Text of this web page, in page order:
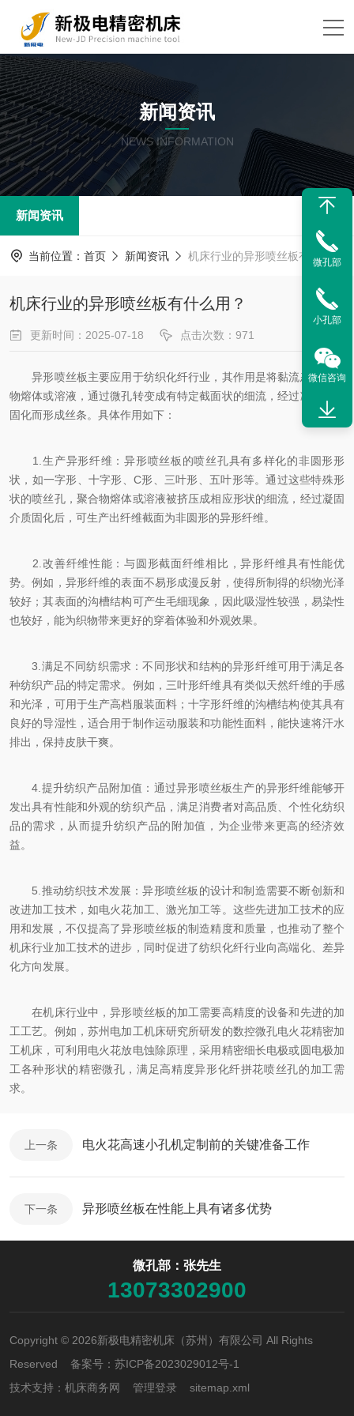
新闻资讯
NEWS INFORMATION
新闻资讯
当前位置： 首页 新闻资讯 机床行业的异形喷丝板有什么用？
机床行业的异形喷丝板有什么用？
更新时间：2025-07-18 点击次数：971
异形喷丝板主要应用于纺织化纤行业，其作用是将黏流态的高聚
物熔体或溶液，通过微孔转变成有特定截面状的细流，经过凝固介质
固化而形成丝条。具体作用如下：
1.生产异形纤维：异形喷丝板的喷丝孔具有多样化的非圆形形
状，如一字形、十字形、C形、三叶形、五叶形等。通过这些特殊形
状的喷丝孔，聚合物熔体或溶液被挤压成相应形状的细流，经过凝固
介质固化后，可生产出纤维截面为非圆形的异形纤维。
2.改善纤维性能：与圆形截面纤维相比，异形纤维具有性能优
势。例如，异形纤维的表面不易形成漫反射，使得所制得的织物光泽
较好；其表面的沟槽结构可产生毛细现象，因此吸湿性较强，易染性
也较好，能为织物带来更好的穿着体验和外观效果。
3.满足不同纺织需求：不同形状和结构的异形纤维可用于满足各
种纺织产品的特定需求。例如，三叶形纤维具有类似天然纤维的手感
和光泽，可用于生产高档服装面料；十字形纤维的沟槽结构使其具有
良好的导湿性，适合用于制作运动服装和功能性面料，能快速将汗水
排出，保持皮肤干爽。
4.提升纺织产品附加值：通过异形喷丝板生产的异形纤维能够开
发出具有性能和外观的纺织产品，满足消费者对高品质、个性化纺织
品的需求，从而提升纺织产品的附加值，为企业带来更高的经济效
益。
5.推动纺织技术发展：异形喷丝板的设计和制造需要不断创新和
改进加工技术，如电火花加工、激光加工等。这些先进加工技术的应
用和发展，不仅提高了异形喷丝板的制造精度和质量，也推动了整个
机床行业加工技术的进步，同时促进了纺织化纤行业向高端化、差异
化方向发展。
在机床行业中，异形喷丝板的加工需要高精度的设备和先进的加
工工艺。例如，苏州电加工机床研究所研发的数控微孔电火花精密加
工机床，可利用电火花放电蚀除原理，采用精密细长电极或圆电极加
工各种形状的精密微孔，满足高精度异形化纤拼花喷丝孔的加工需
求。
上一条 电火花高速小孔机定制前的关键准备工作
下一条 异形喷丝板在性能上具有诸多优势
微孔部：张先生
13073302900
Copyright © 2026新极电精密机床（苏州）有限公司 All Rights
Reserved 备案号： 苏ICP备2023029012号-1
技术支持： 机床商务网 管理登录 sitemap.xml
微孔部
小孔部
微信咨询